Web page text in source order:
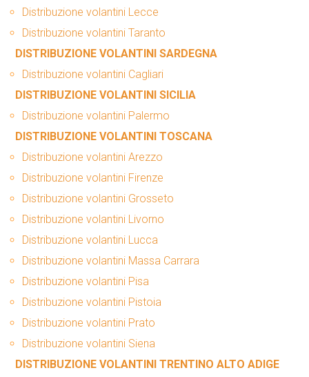
Distribuzione volantini Lecce
Distribuzione volantini Taranto
DISTRIBUZIONE VOLANTINI SARDEGNA
Distribuzione volantini Cagliari
DISTRIBUZIONE VOLANTINI SICILIA
Distribuzione volantini Palermo
DISTRIBUZIONE VOLANTINI TOSCANA
Distribuzione volantini Arezzo
Distribuzione volantini Firenze
Distribuzione volantini Grosseto
Distribuzione volantini Livorno
Distribuzione volantini Lucca
Distribuzione volantini Massa Carrara
Distribuzione volantini Pisa
Distribuzione volantini Pistoia
Distribuzione volantini Prato
Distribuzione volantini Siena
DISTRIBUZIONE VOLANTINI TRENTINO ALTO ADIGE